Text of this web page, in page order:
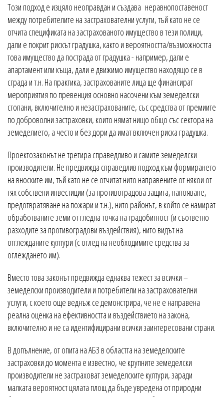
Този подход е изцяло неоправдан и създава неравнопоставеност
между потребителите на застрахователни услуги, тъй като не се
отчита спецификата на застрахованото имущество в тези полици,
дали е покрит рискът градушка, както и вероятността/възможността
това имущество да пострада от градушка - например, дали е
апартамент или къща, дали е движимо имущество находящо се в
сграда и т.н. На практика, застрахованите лица ще финансират
мероприятия по превенция основно насочени към земеделски
стопани, включително и незастрахованите, със средства от премиите
по доброволни застраховки, които нямат нищо общо със сектора на
земеделието, а често и без дори да имат включен риска градушка.
Проектозаконът не третира справедливо и самите земеделски
производители. Не предвижда справедлив подход към формирането
на вноските им, тъй като не се отчитат нито направените от някои от
тях собствени инвестиции (за противоградова защита, напояване,
предотвратяване на пожари и т.н.), нито районът, в който се намират
обработваните земи от гледна точка на градобитност (и съответно
разходите за противоградови въздействия), нито видът на
отглежданите култури (с оглед на необходимите средства за
оглеждането им).
Вместо това законът предвижда еднаква тежест за всички –
земеделски производители и потребители на застрахователни
услуги, с което още веднъж се демонстрира, че не е направена
реална оценка на ефективността и въздействието на закона,
включително и не са идентифицирани всички заинтересовани страни.
В допълнение, от опита на АБЗ в областта на земеделските
застраховки до момента е известно, че крупните земеделски
производители не застраховат земеделските култури, заради
малката вероятност цялата площ да бъде увредена от природни